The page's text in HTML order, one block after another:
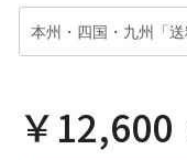
￥12,600